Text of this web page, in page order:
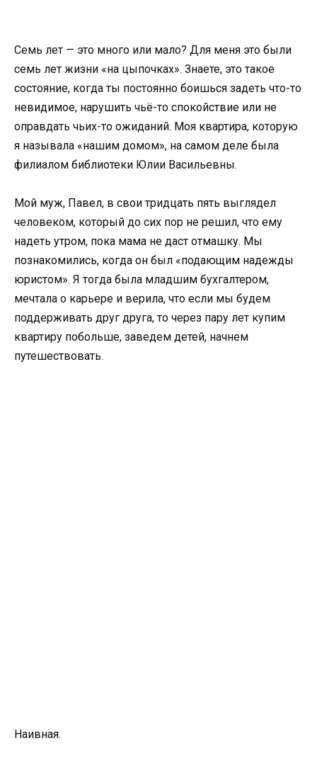
Семь лет — это много или мало? Для меня это были
семь лет жизни «на цыпочках». Знаете, это такое
состояние, когда ты постоянно боишься задеть что-то
невидимое, нарушить чьё-то спокойствие или не
оправдать чьих-то ожиданий. Моя квартира, которую
я называла «нашим домом», на самом деле была
филиалом библиотеки Юлии Васильевны.
Мой муж, Павел, в свои тридцать пять выглядел
человеком, который до сих пор не решил, что ему
надеть утром, пока мама не даст отмашку. Мы
познакомились, когда он был «подающим надежды
юристом». Я тогда была младшим бухгалтером,
мечтала о карьере и верила, что если мы будем
поддерживать друг друга, то через пару лет купим
квартиру побольше, заведем детей, начнем
путешествовать.
Наивная.